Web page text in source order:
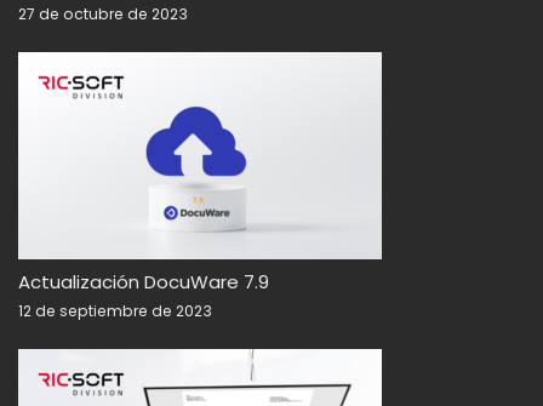
27 de octubre de 2023
Actualización DocuWare 7.9
12 de septiembre de 2023